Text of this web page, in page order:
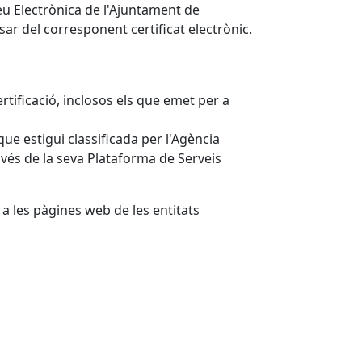
Electrònica de l'Ajuntament de
del corresponent certificat electrònic.
inclosos els que emet per a
estigui classificada per l'Agència
de la seva Plataforma de Serveis
les pàgines web de les entitats